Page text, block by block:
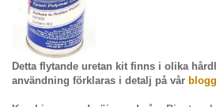
Detta flytande uretan kit finns i olika
användning förklaras i detalj påvår blogg